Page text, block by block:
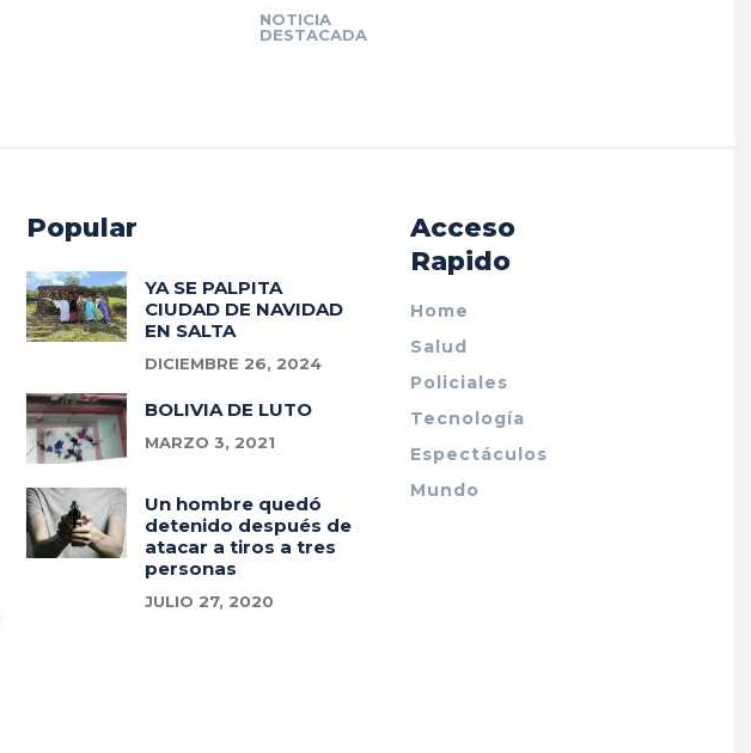
NOTICIA
DESTACADA
Popular
YA SE PALPITA
CIUDAD DE NAVIDAD
EN SALTA
DICIEMBRE 26, 2024
BOLIVIA DE LUTO
MARZO 3, 2021
Un hombre quedó
detenido después de
atacar a tiros a tres
personas
JULIO 27, 2020
Acceso
Rapido
Home
Salud
Policiales
Tecnología
Espectáculos
Mundo